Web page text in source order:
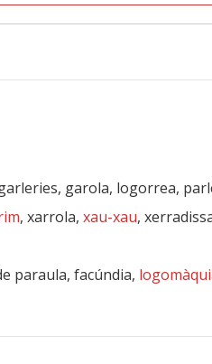
garola, logorrea,
, xarrola, xau-xau,
paraula, facúndia,